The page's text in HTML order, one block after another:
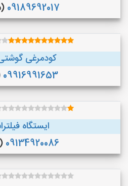
09189692017
کودمرغی
09916991653
ایستگاه
09134920086